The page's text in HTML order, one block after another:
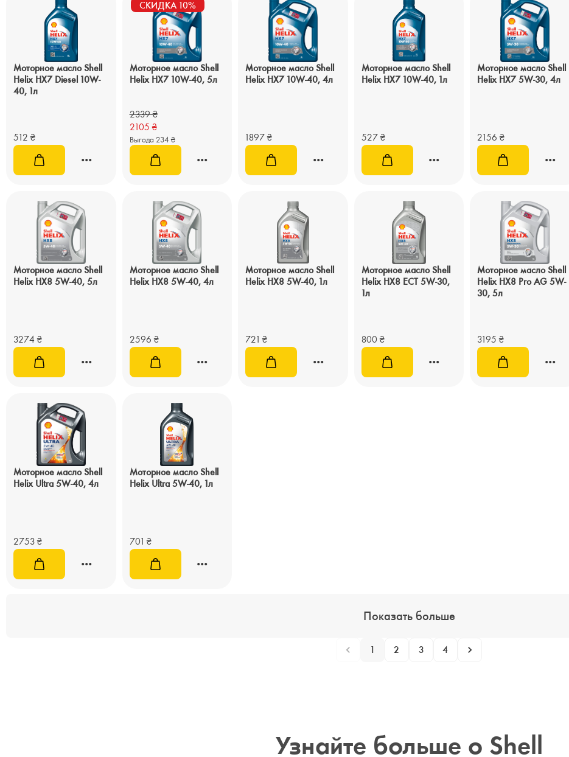
Моторное масло Shell
Helix HX7 Diesel 10W-
40, 1л
512 ₴
СКИДКА 10%
Моторное масло Shell
Helix HX7 10W-40, 5л
2339₴
2105 ₴
Выгода 234 ₴
Моторное масло Shell
Helix HX7 10W-40, 4л
1897₴
Моторное масло Shell
Helix HX7 10W-40, 1л
527₴
Моторное масло Shell
Helix HX7 5W-30, 4л
2156 ₴
Моторное масло Shell
Helix HX8 5W-40, 5л
3274 ₴
Моторное масло Shell
Helix HX8 5W-40, 4л
2596 ₴
Моторное масло Shell
Helix HX8 5W-40, 1л
721 ₴
Моторное масло Shell
Helix HX8 ECT 5W-30,
1л
800 ₴
Моторное масло Shell
Helix HX8 Pro AG 5W-
30, 5л
3195 ₴
Моторное масло Shell
Helix Ultra 5W-40, 4л
2753₴
Моторное масло Shell
Helix Ultra 5W-40, 1л
701 ₴
Показать больше
1 2 3 4
Узнайте больше о Shell